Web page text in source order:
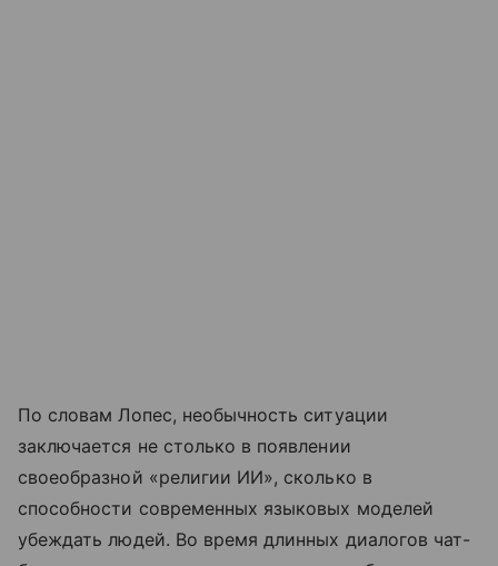
По словам Лопес, необычность ситуации
заключается не столько в появлении
своеобразной «религии ИИ», сколько в
способности современных языковых моделей
убеждать людей. Во время длинных диалогов чат-